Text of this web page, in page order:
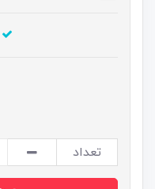
تعداد